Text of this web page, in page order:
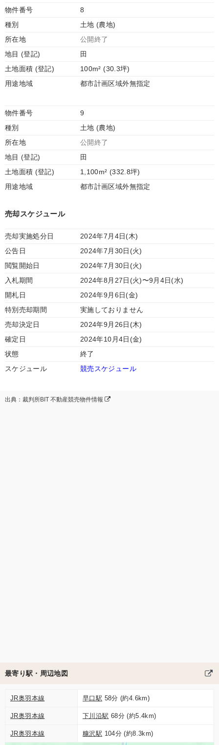
物件番号
8
種別
土地 (農地)
所在地
公開終了
地目 (登記)
田
土地面積 (登記)
100m² (30.3坪)
用途地域
都市計画区域外無指定
物件番号
9
種別
土地 (農地)
所在地
公開終了
地目 (登記)
田
土地面積 (登記)
1,100m² (332.8坪)
用途地域
都市計画区域外無指定
売却スケジュール
売却実施処分日
2024年7月4日(木)
公告日
2024年7月30日(火)
閲覧開始日
2024年7月30日(火)
入札期間
2024年8月27日(火)〜9月4日(水)
開札日
2024年9月6日(金)
特別売却期間
実施しておりません
売却決定日
2024年9月26日(木)
確定日
2024年10月4日(金)
状態
終了
スケジュール
競売スケジュール
出典：裁判所BIT 不動産競売物件情報
最寄り駅・周辺地図
JR奥羽本線 早口駅 58分 (約4.6km)
JR奥羽本線 下川沿駅 68分 (約5.4km)
JR奥羽本線 糠沢駅 104分 (約8.3km)